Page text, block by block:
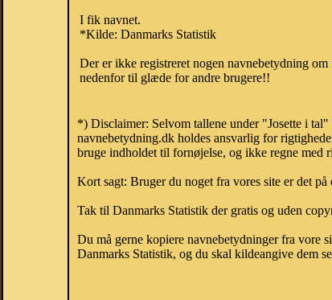
I fik navnet.
*Kilde: Danmarks Statistik
Der er ikke registreret nogen navnebetydning
nedenfor til glæde for andre brugere!!
*) Disclaimer: Selvom tallene under "Josette i
navnebetydning.dk holdes ansvarlig for
bruge indholdet til fornøjelse, og ikke regne med
Kort sagt: Bruger du noget fra vores site er det på
Tak til Danmarks Statistik der gratis og uden
Du må gerne kopiere navnebetydninger fra vore
Danmarks Statistik, og du skal kildeangive dem